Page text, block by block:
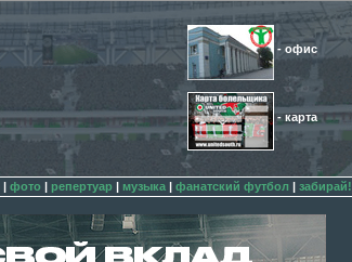
- офис
- карта
| фото | репертуар | музыка | фанатский футбол | забирай!